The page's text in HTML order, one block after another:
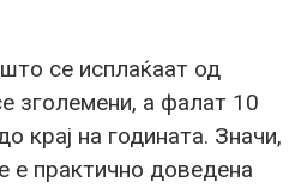
што се исплаќаат од
а фалат 10
крај на годината. Значи,
е практично доведена